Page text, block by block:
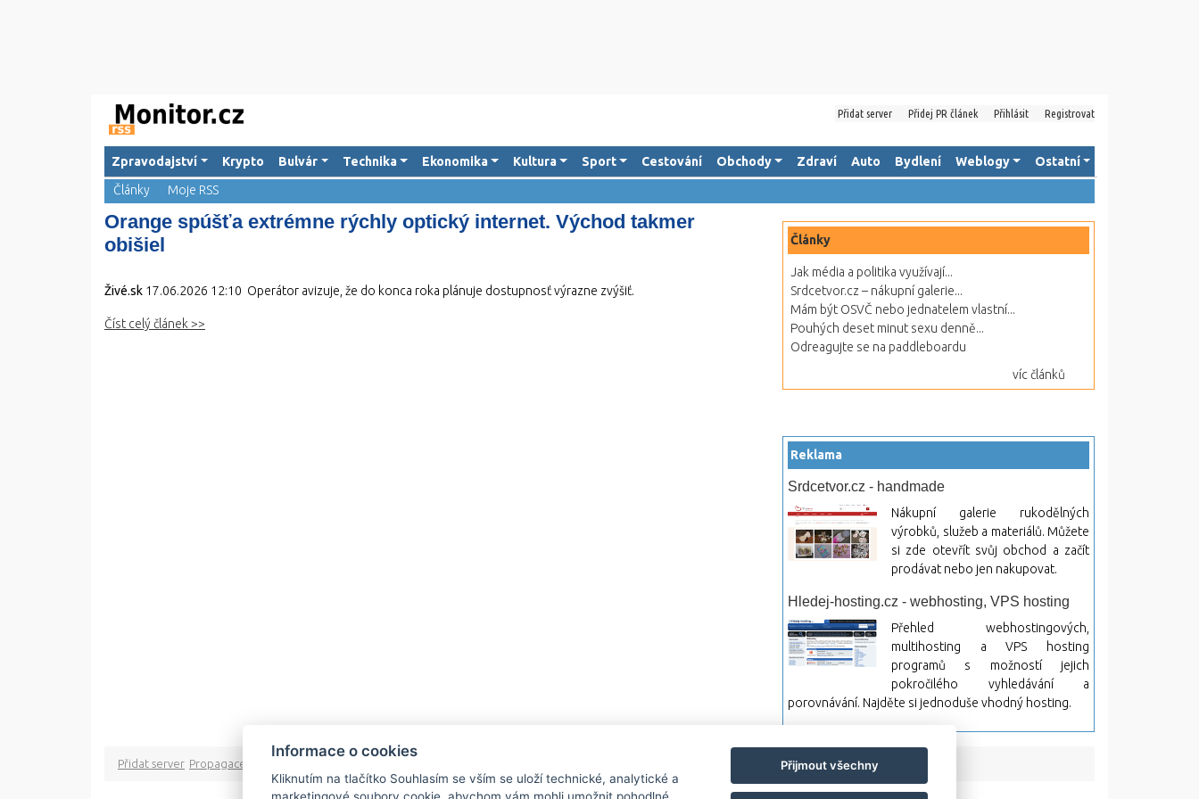
Přidat server Přidej PR článek Přihlásit Registrovat
Zpravodajství Krypto Bulvár Technika Ekonomika Kultura Sport Cestování Obchody Zdraví Auto Bydlení Weblogy
Ostatní
Články
Moje RSS
Orange spúšťa extrémne rýchly optický internet. Východ takmer
obišiel
Živé.sk 17.06.2026 12:10 Operátor avizuje, že do konca roka plánuje dostupnosť výrazne zvýšiť.
Číst celý článek >>
Články
Jak média a politika využívají...
Srdcetvor.cz – nákupní galerie...
Mám být OSVČ nebo jednatelem vlastní...
Pouhých deset minut sexu denně...
Odreagujte se na paddleboardu
víc článků
Reklama
Srdcetvor.cz - handmade
Nákupní galerie rukodělných
výrobků, služeb a materiálů. Můžete
si zde otevřít svůj obchod a začít
prodávat nebo jen nakupovat.
Hledej-hosting.cz - webhosting, VPS hosting
Přehled webhostingových,
multihosting a VPS hosting
programů s možností jejich
pokročilého vyhledávání a
porovnávání. Najděte si jednoduše vhodný hosting.
Přidat server Propagace
Informace o cookies
Kliknutím na tlačítko Souhlasím se vším se uloží technické, analytické a
Přijmout všechny